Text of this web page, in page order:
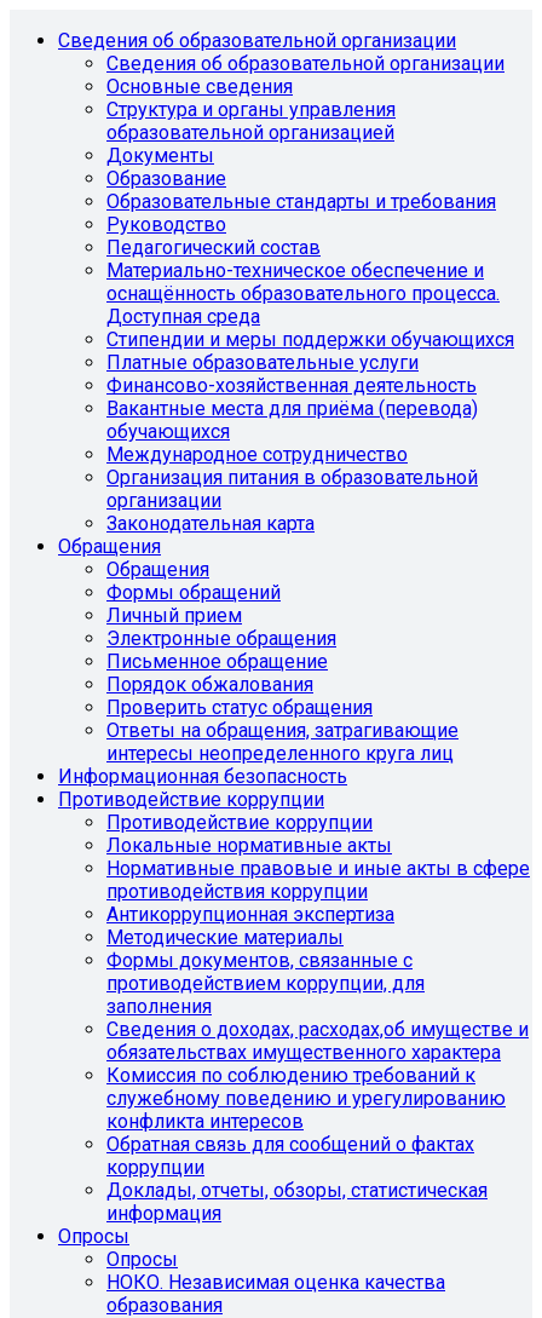
Сведения об образовательной организации
Сведения об образовательной организации
Основные сведения
Структура и органы управления
образовательной организацией
Документы
Образование
Образовательные стандарты и требования
Руководство
Педагогический состав
Материально-техническое обеспечение и
оснащённость образовательного процесса.
Доступная среда
Стипендии и меры поддержки обучающихся
Платные образовательные услуги
Финансово-хозяйственная деятельность
Вакантные места для приёма (перевода)
обучающихся
Международное сотрудничество
Организация питания в образовательной
организации
Законодательная карта
Обращения
Обращения
Формы обращений
Личный прием
Электронные обращения
Письменное обращение
Порядок обжалования
Проверить статус обращения
Ответы на обращения, затрагивающие
интересы неопределенного круга лиц
Информационная безопасность
Противодействие коррупции
Противодействие коррупции
Локальные нормативные акты
Нормативные правовые и иные акты в сфере
противодействия коррупции
Антикоррупционная экспертиза
Методические материалы
Формы документов, связанные с
противодействием коррупции, для
заполнения
Сведения о доходах, расходах,об имуществе и
обязательствах имущественного характера
Комиссия по соблюдению требований к
служебному поведению и урегулированию
конфликта интересов
Обратная связь для сообщений о фактах
коррупции
Доклады, отчеты, обзоры, статистическая
информация
Опросы
Опросы
НОКО. Независимая оценка качества
образования